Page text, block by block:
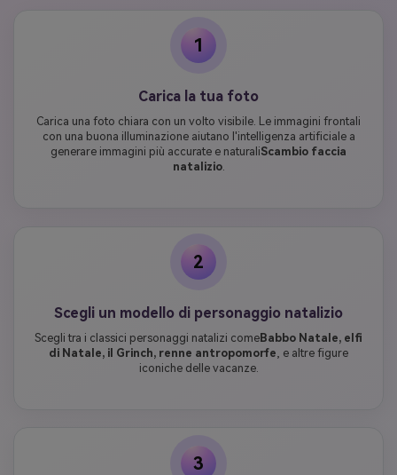
1
Carica la tua foto
Carica una foto chiara con un volto visibile. Le immagini frontali
con una buona illuminazione aiutano l'intelligenza artificiale a
generare immagini più accurate e naturaliScambio faccia
natalizio.
2
Scegli un modello di personaggio natalizio
Scegli tra i classici personaggi natalizi come Babbo Natale, elfi
di Natale, il Grinch, renne antropomorfe , e altre figure
iconiche delle vacanze.
3